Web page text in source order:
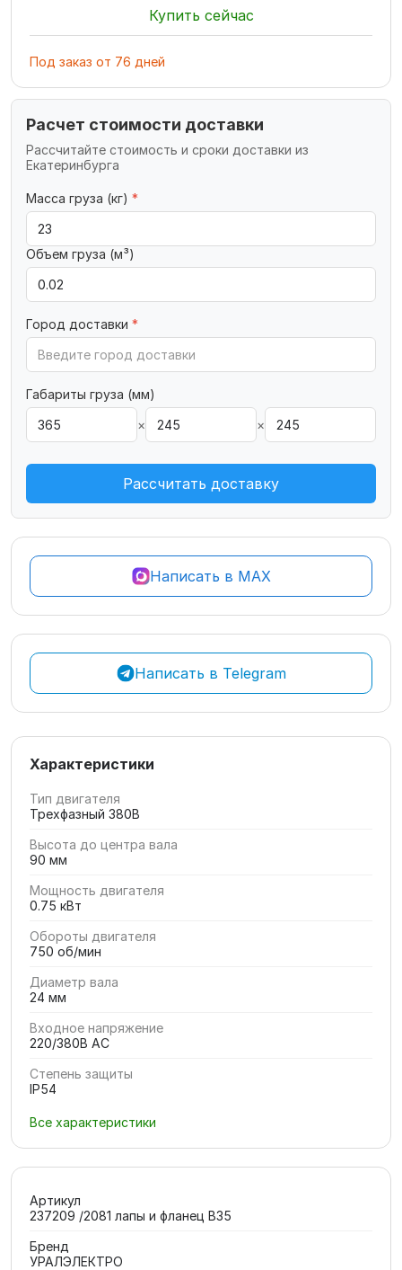
Купить сейчас
Под заказ от 76 дней
Расчет стоимости доставки
Рассчитайте стоимость и сроки доставки из
Екатеринбурга
Масса груза (кг) *
Объем груза (м³)
Город доставки *
Габариты груза (мм)
×
×
Рассчитать доставку
Написать в MAX
Написать в Telegram
Характеристики
Тип двигателя
Трехфазный 380В
Высота до центра вала
90 мм
Мощность двигателя
0.75 кВт
Обороты двигателя
750 об/мин
Диаметр вала
24 мм
Входное напряжение
220/380В AC
Степень защиты
IP54
Все характеристики
Артикул
237209 /2081 лапы и фланец В35
Бренд
УРАЛЭЛЕКТРО